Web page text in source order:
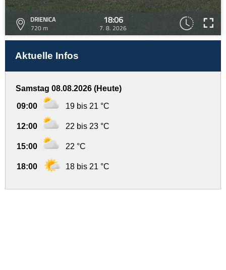
DRIENICA
720 m
18:06
7. 8. 2026
Aktuelle Infos
Samstag 08.08.2026 (Heute)
09:00 19 bis 21 °C
12:00 22 bis 23 °C
15:00 22 °C
18:00 18 bis 21 °C